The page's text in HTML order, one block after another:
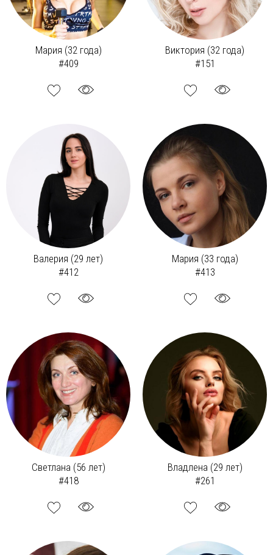
Мария (32 года)
#409
Виктория (32 года)
#151
Валерия (29 лет)
#412
Мария (33 года)
#413
Светлана (56 лет)
#418
Владлена (29 лет)
#261